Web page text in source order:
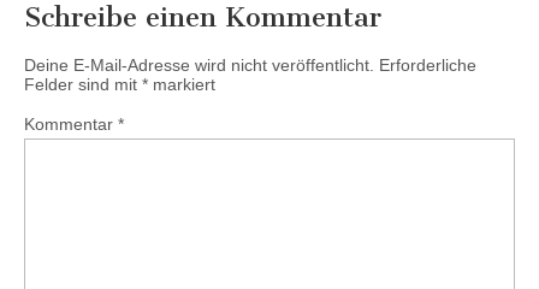
Schreibe einen Kommentar
Deine E-Mail-Adresse wird nicht veröffentlicht. Erforderliche
Felder sind mit * markiert
Kommentar *